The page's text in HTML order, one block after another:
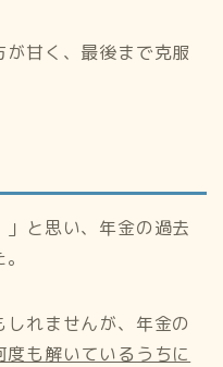
甘く、最後まで克服
」と思い、年金の過去
れませんが、年金の
度も解いているうちに